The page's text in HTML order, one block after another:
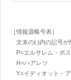
［情報源略号表］
文末の( )内の記号が
P=エルサレム・ポ
H=ハアレツ
Y=イディオット・ア